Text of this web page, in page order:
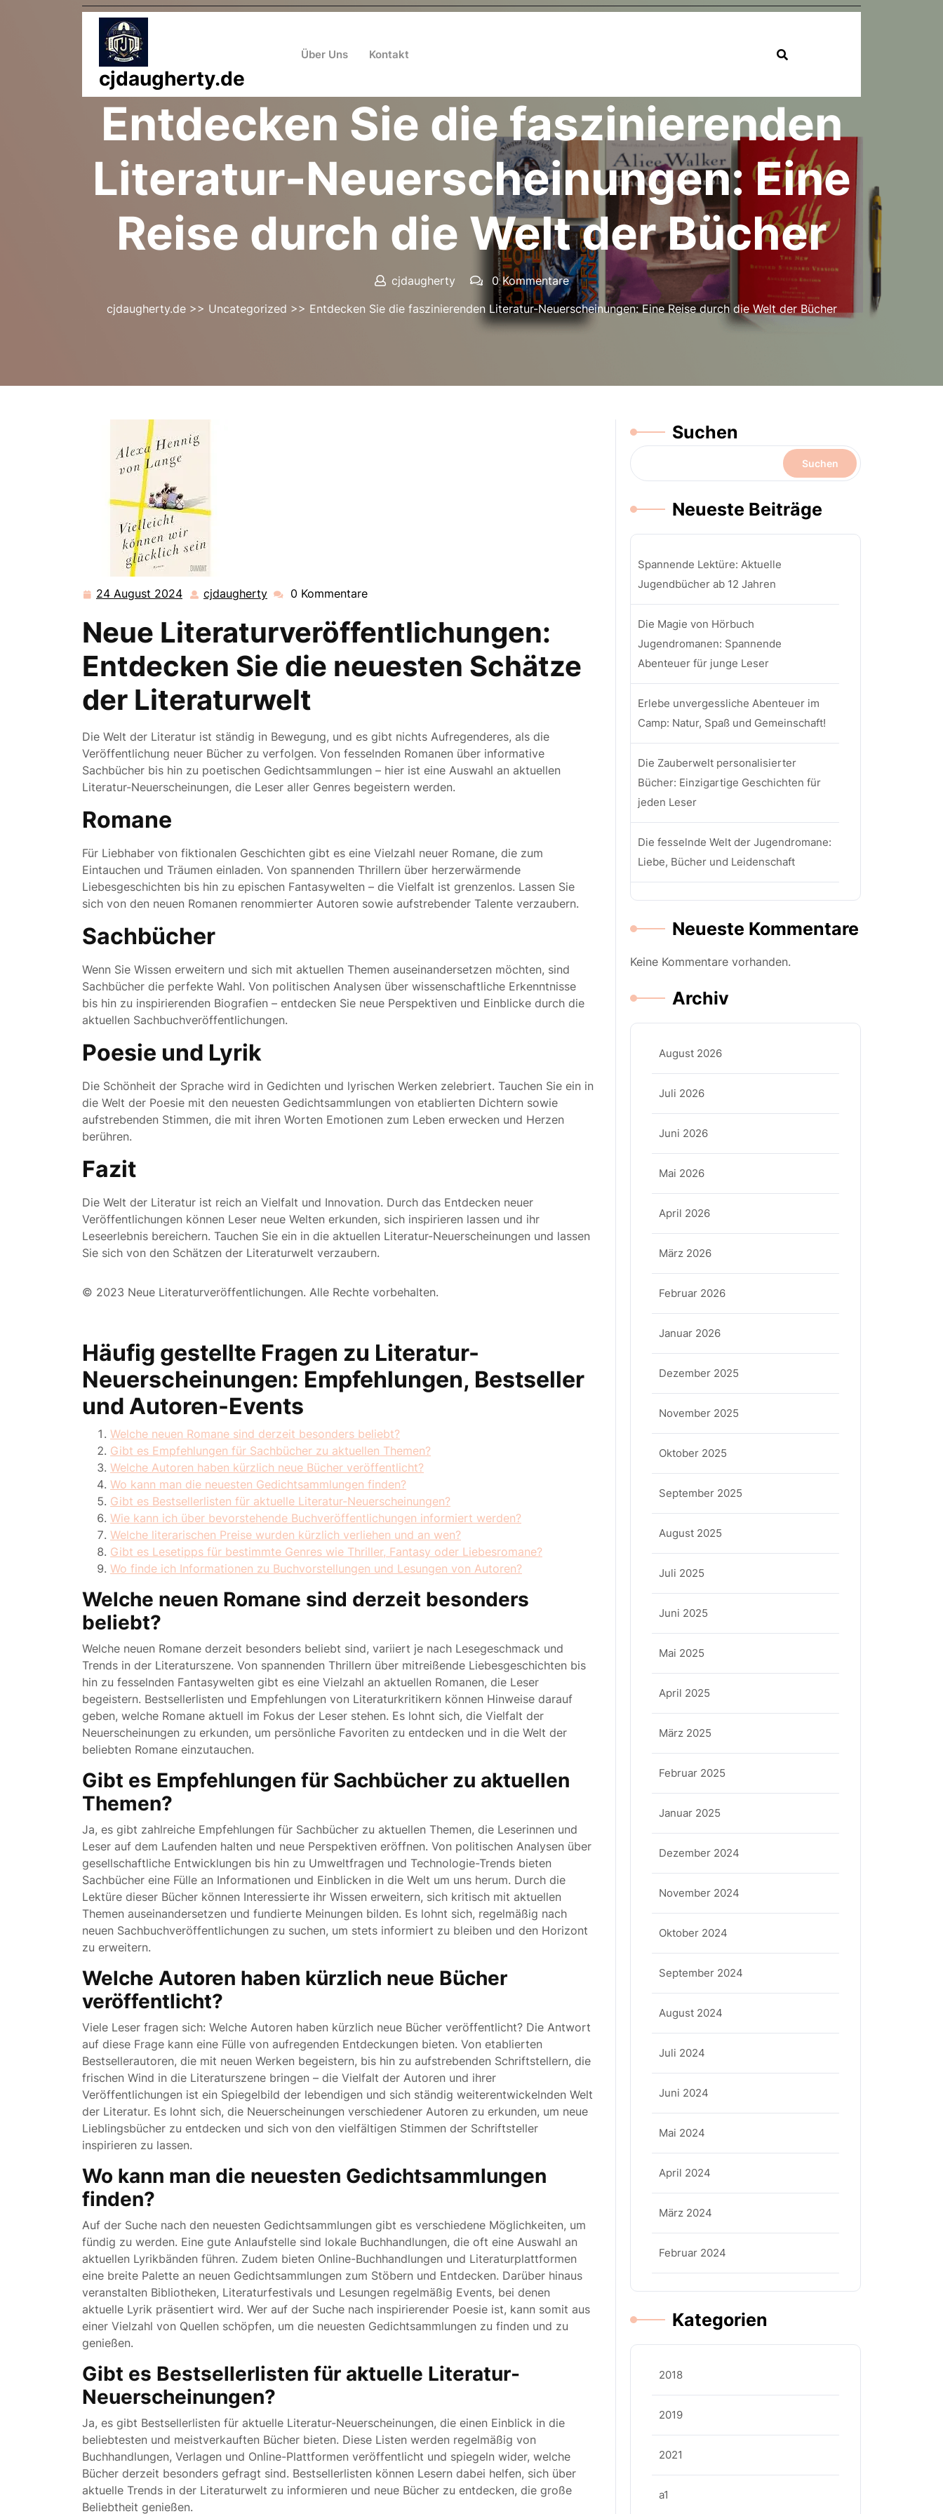
cjdaugherty.de
Über Uns Kontakt
Entdecken Sie die faszinierenden
Literatur-Neuerscheinungen: Eine
Reise durch die Welt der Bücher
cjdaugherty
0 Kommentare
cjdaugherty.de>> Uncategorized >> Entdecken Sie die faszinierenden Literatur-Neuerscheinungen: Eine Reise durch die Welt der Bücher
24 August 2024 24
2024
cjdaugherty cjdaugherty
0 Kommentare
Neue Literaturveröffentlichungen:
Entdecken Sie die neuesten Schätze
der Literaturwelt
Die Welt der Literatur ist ständig in Bewegung, und es gibt nichts Aufregenderes, als die
Veröffentlichung neuer Bücher zu verfolgen. Von fesselnden Romanen über informative
Sachbücher bis hin zu poetischen Gedichtsammlungen – hier ist eine Auswahl an aktuellen
Literatur-Neuerscheinungen, die Leser aller Genres begeistern werden.
Romane
Für Liebhaber von fiktionalen Geschichten gibt es eine Vielzahl neuer Romane, die zum
Eintauchen und Träumen einladen. Von spannenden Thrillern über herzerwärmende
Liebesgeschichten bis hin zu epischen Fantasywelten – die Vielfalt ist grenzenlos. Lassen Sie
sich von den neuen Romanen renommierter Autoren sowie aufstrebender Talente verzaubern.
Sachbücher
Wenn Sie Wissen erweitern und sich mit aktuellen Themen auseinandersetzen möchten, sind
Sachbücher die perfekte Wahl. Von politischen Analysen über wissenschaftliche Erkenntnisse
bis hin zu inspirierenden Biografien – entdecken Sie neue Perspektiven und Einblicke durch die
aktuellen Sachbuchveröffentlichungen.
Poesie und Lyrik
Die Schönheit der Sprache wird in Gedichten und lyrischen Werken zelebriert. Tauchen Sie ein in
die Welt der Poesie mit den neuesten Gedichtsammlungen von etablierten Dichtern sowie
aufstrebenden Stimmen, die mit ihren Worten Emotionen zum Leben erwecken und Herzen
berühren.
Fazit
Die Welt der Literatur ist reich an Vielfalt und Innovation. Durch das Entdecken neuer
Veröffentlichungen können Leser neue Welten erkunden, sich inspirieren lassen und ihr
Leseerlebnis bereichern. Tauchen Sie ein in die aktuellen Literatur-Neuerscheinungen und lassen
Sie sich von den Schätzen der Literaturwelt verzaubern.
© 2023 Neue Literaturveröffentlichungen. Alle Rechte vorbehalten.
Häufig gestellte Fragen zu Literatur-
Neuerscheinungen: Empfehlungen, Bestseller
und Autoren-Events
Welche neuen Romane sind derzeit besonders beliebt?
Gibt es Empfehlungen für Sachbücher zu aktuellen Themen?
Welche Autoren haben kürzlich neue Bücher veröffentlicht?
Wo kann man die neuesten Gedichtsammlungen finden?
Gibt es Bestsellerlisten für aktuelle Literatur-Neuerscheinungen?
Wie kann ich über bevorstehende Buchveröffentlichungen informiert werden?
Welche literarischen Preise wurden kürzlich verliehen und an wen?
Gibt es Lesetipps für bestimmte Genres wie Thriller, Fantasy oder Liebesromane?
Wo finde ich Informationen zu Buchvorstellungen und Lesungen von Autoren?
Welche neuen Romane sind derzeit besonders
beliebt?
Welche neuen Romane derzeit besonders beliebt sind, variiert je nach Lesegeschmack und
Trends in der Literaturszene. Von spannenden Thrillern über mitreißende Liebesgeschichten bis
hin zu fesselnden Fantasywelten gibt es eine Vielzahl an aktuellen Romanen, die Leser
begeistern. Bestsellerlisten und Empfehlungen von Literaturkritikern können Hinweise darauf
geben, welche Romane aktuell im Fokus der Leser stehen. Es lohnt sich, die Vielfalt der
Neuerscheinungen zu erkunden, um persönliche Favoriten zu entdecken und in die Welt der
beliebten Romane einzutauchen.
Gibt es Empfehlungen für Sachbücher zu aktuellen
Themen?
Ja, es gibt zahlreiche Empfehlungen für Sachbücher zu aktuellen Themen, die Leserinnen und
Leser auf dem Laufenden halten und neue Perspektiven eröffnen. Von politischen Analysen über
gesellschaftliche Entwicklungen bis hin zu Umweltfragen und Technologie-Trends bieten
Sachbücher eine Fülle an Informationen und Einblicken in die Welt um uns herum. Durch die
Lektüre dieser Bücher können Interessierte ihr Wissen erweitern, sich kritisch mit aktuellen
Themen auseinandersetzen und fundierte Meinungen bilden. Es lohnt sich, regelmäßig nach
neuen Sachbuchveröffentlichungen zu suchen, um stets informiert zu bleiben und den Horizont
zu erweitern.
Welche Autoren haben kürzlich neue Bücher
veröffentlicht?
Viele Leser fragen sich: Welche Autoren haben kürzlich neue Bücher veröffentlicht? Die Antwort
auf diese Frage kann eine Fülle von aufregenden Entdeckungen bieten. Von etablierten
Bestsellerautoren, die mit neuen Werken begeistern, bis hin zu aufstrebenden Schriftstellern, die
frischen Wind in die Literaturszene bringen – die Vielfalt der Autoren und ihrer
Veröffentlichungen ist ein Spiegelbild der lebendigen und sich ständig weiterentwickelnden Welt
der Literatur. Es lohnt sich, die Neuerscheinungen verschiedener Autoren zu erkunden, um neue
Lieblingsbücher zu entdecken und sich von den vielfältigen Stimmen der Schriftsteller
inspirieren zu lassen.
Wo kann man die neuesten Gedichtsammlungen
finden?
Auf der Suche nach den neuesten Gedichtsammlungen gibt es verschiedene Möglichkeiten, um
fündig zu werden. Eine gute Anlaufstelle sind lokale Buchhandlungen, die oft eine Auswahl an
aktuellen Lyrikbänden führen. Zudem bieten Online-Buchhandlungen und Literaturplattformen
eine breite Palette an neuen Gedichtsammlungen zum Stöbern und Entdecken. Darüber hinaus
veranstalten Bibliotheken, Literaturfestivals und Lesungen regelmäßig Events, bei denen
aktuelle Lyrik präsentiert wird. Wer auf der Suche nach inspirierender Poesie ist, kann somit aus
einer Vielzahl von Quellen schöpfen, um die neuesten Gedichtsammlungen zu finden und zu
genießen.
Gibt es Bestsellerlisten für aktuelle Literatur-
Neuerscheinungen?
Ja, es gibt Bestsellerlisten für aktuelle Literatur-Neuerscheinungen, die einen Einblick in die
beliebtesten und meistverkauften Bücher bieten. Diese Listen werden regelmäßig von
Buchhandlungen, Verlagen und Online-Plattformen veröffentlicht und spiegeln wider, welche
Bücher derzeit besonders gefragt sind. Bestsellerlisten können Lesern dabei helfen, sich über
aktuelle Trends in der Literaturwelt zu informieren und neue Bücher zu entdecken, die große
Beliebtheit genießen.
Suchen
Suchen
Neueste Beiträge
Spannende Lektüre: Aktuelle
Jugendbücher ab 12 Jahren
Die Magie von Hörbuch
Jugendromanen: Spannende
Abenteuer für junge Leser
Erlebe unvergessliche Abenteuer im
Camp: Natur, Spaß und Gemeinschaft!
Die Zauberwelt personalisierter
Bücher: Einzigartige Geschichten für
jeden Leser
Die fesselnde Welt der Jugendromane:
Liebe, Bücher und Leidenschaft
Neueste Kommentare
Keine Kommentare vorhanden.
Archiv
August 2026
Juli 2026
Juni 2026
Mai 2026
April 2026
März 2026
Februar 2026
Januar 2026
Dezember 2025
November 2025
Oktober 2025
September 2025
August 2025
Juli 2025
Juni 2025
Mai 2025
April 2025
März 2025
Februar 2025
Januar 2025
Dezember 2024
November 2024
Oktober 2024
September 2024
August 2024
Juli 2024
Juni 2024
Mai 2024
April 2024
März 2024
Februar 2024
Kategorien
2018
2019
2021
a1